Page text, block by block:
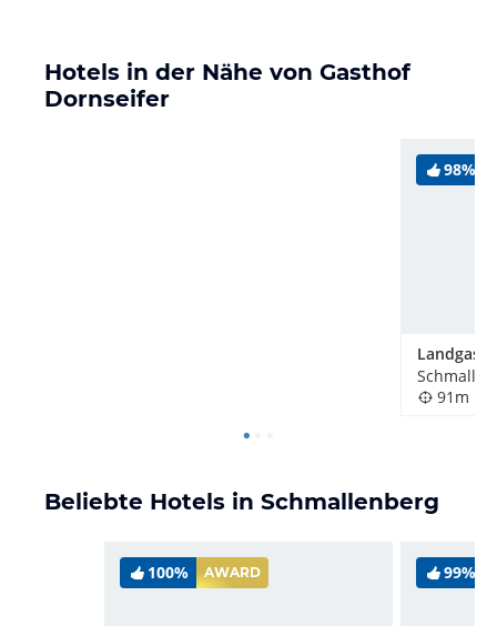
Hotels in der Nähe von Gasthof
Dornseifer
98%
91m
Beliebte Hotels in Schmallenberg
100% AWARD 99%